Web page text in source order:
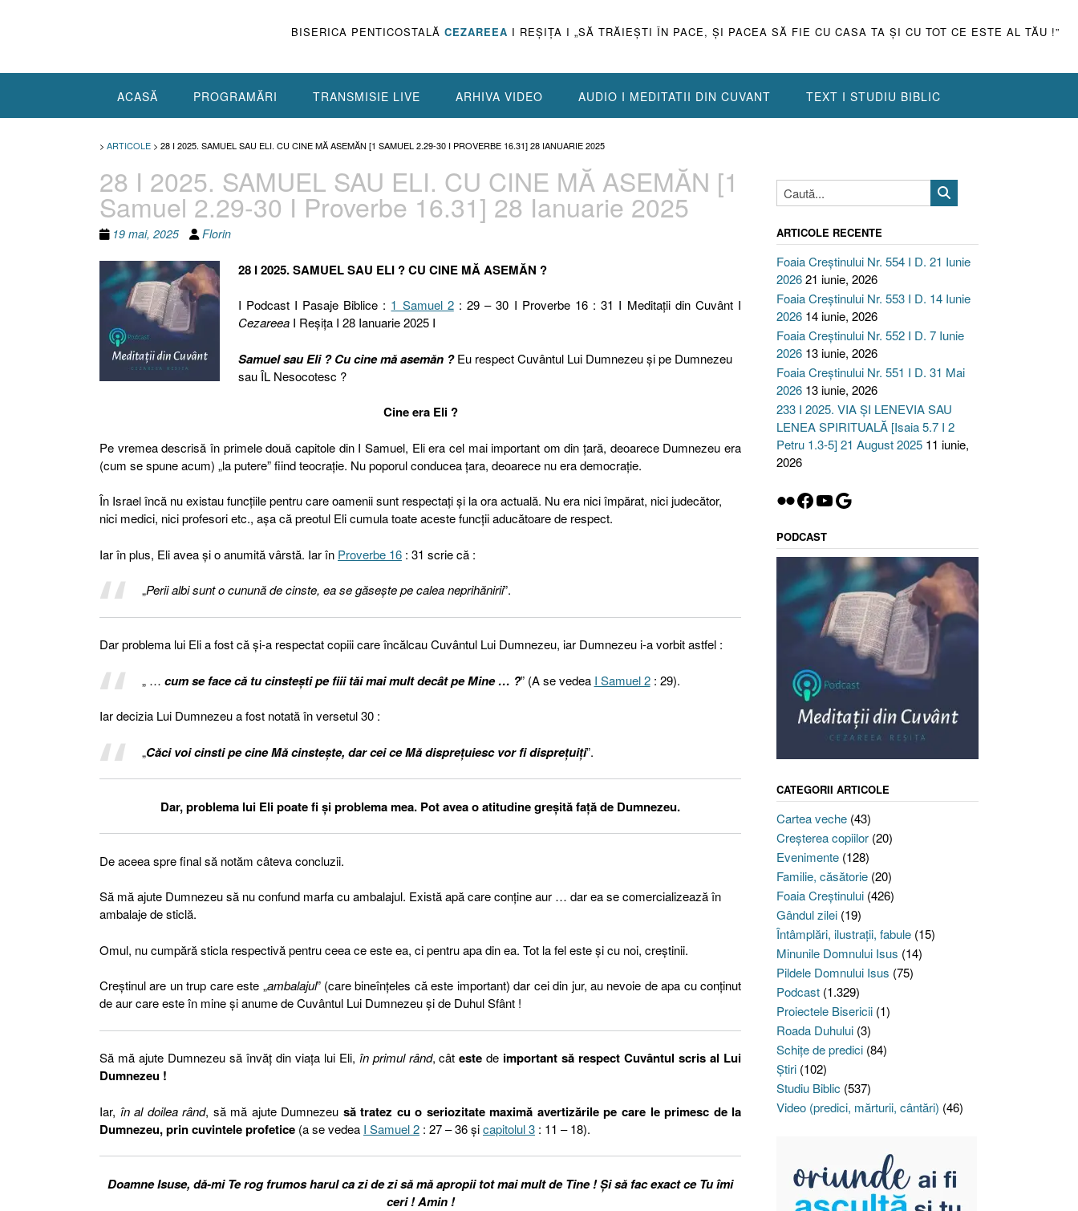
BISERICA PENTICOSTALĂ CEZAREEA I REŞIŢA I „SĂ TRĂIEŞTI ÎN PACE, ŞI PACEA SĂ FIE CU CASA TA ŞI CU TOT CE ESTE AL TĂU !”
ACASĂ PROGRAMĂRI TRANSMISIE LIVE ARHIVA VIDEO AUDIO I MEDITATII DIN CUVANT TEXT I STUDIU BIBLIC
> ARTICOLE > 28 I 2025. SAMUEL SAU ELI. CU CINE MĂ ASEMĂN [1 SAMUEL 2.29-30 I PROVERBE 16.31] 28 IANUARIE 2025
28 I 2025. SAMUEL SAU ELI. CU CINE MĂ ASEMĂN [1
Samuel 2.29-30 I Proverbe 16.31] 28 Ianuarie 2025
19 mai, 2025 Florin
28 I 2025. SAMUEL SAU ELI ? CU CINE MĂ ASEMĂN ?
I Podcast I Pasaje Biblice : 1 Samuel 2: 29 – 30 I Proverbe 16 : 31 I Meditaţii din Cuvânt I
CezareeaI Reşiţa I 28 Ianuarie 2025 I
Samuel sau Eli ? Cu cine mă asemăn ?Eu respect Cuvântul Lui Dumnezeu și pe Dumnezeu
sau ÎL Nesocotesc ?
Cine era Eli ?
Pe vremea descrisă în primele două capitole din I Samuel, Eli era cel mai important om din țară, deoarece Dumnezeu era
(cum se spune acum) „la putere” fiind teocrație. Nu poporul conducea țara, deoarece nu era democrație.
În Israel încă nu existau funcțiile pentru care oamenii sunt respectați și la ora actuală. Nu era nici împărat, nici judecător,
nici medici, nici profesori etc., așa că preotul Eli cumula toate aceste funcții aducătoare de respect.
Iar în plus, Eli avea și o anumită vârstă. Iar în Proverbe 16 : 31 scrie că :
„Perii albi sunt o cunună de cinste, ea se găseşte pe calea neprihănirii”.
Dar problema lui Eli a fost că și-a respectat copiii care încălcau Cuvântul Lui Dumnezeu, iar Dumnezeu i-a vorbit astfel :
„ … cum se face că tu cinsteşti pe fiii tăi mai mult decât pe Mine … ?” (A se vedea I Samuel 2: 29).
Iar decizia Lui Dumnezeu a fost notată în versetul 30 :
„Căci voi cinsti pe cine Mă cinsteşte, dar cei ce Mă dispreţuiesc vor fi dispreţuiţi”.
Dar, problema lui Eli poate fi și problema mea. Pot avea o atitudine greșită față de Dumnezeu.
De aceea spre final să notăm câteva concluzii.
Să mă ajute Dumnezeu să nu confund marfa cu ambalajul. Există apă care conține aur … dar ea se comercializează în
ambalaje de sticlă.
Omul, nu cumpără sticla respectivă pentru ceea ce este ea, ci pentru apa din ea. Tot la fel este și cu noi, creștinii.
Creștinul are un trup care este „ambalajul” (care bineînțeles că este important) dar cei din jur, au nevoie de apa cu conținut
de aur care este în mine și anume de Cuvântul Lui Dumnezeu și de Duhul Sfânt !
Să mă ajute Dumnezeu să învăț din viața lui Eli, în primul rând, câtestede important să respect Cuvântul scris al Lui
Dumnezeu !
Iar, în al doilea rând, să mă ajute Dumnezeu să tratez cu o seriozitate maximă avertizările pe care le primesc de la
Dumnezeu, prin cuvintele profetice (a se vedea I Samuel 2 : 27 – 36 șicapitolul 3 : 11 – 18).
Doamne Isuse, dă-mi Te rog frumos harul ca zi de zi să mă apropii tot mai mult de Tine ! Și să fac exact ce Tu îmi
ceri ! Amin !
ARTICOLE RECENTE
Foaia Creștinului Nr. 554 I D. 21 Iunie
202621 iunie, 2026
Foaia Creștinului Nr. 553 I D. 14 Iunie
2026 14 iunie, 2026
Foaia Creștinului Nr. 552 I D. 7 Iunie
2026 13 iunie, 2026
Foaia Creștinului Nr. 551 I D. 31 Mai
2026 13 iunie, 2026
233 I 2025. VIA ȘI LENEVIA SAU
LENEA SPIRITUALĂ [Isaia 5.7 I 2
Petru 1.3-5] 21 August 2025 11 iunie,
2026
Flickr
Facebook
YouTube
Google
PODCAST
CATEGORII ARTICOLE
Cartea veche(43)
Creşterea copiilor(20)
Evenimente(128)
Familie, căsătorie(20)
Foaia Creştinului(426)
Gândul zilei(19)
Întâmplări, ilustraţii, fabule(15)
Minunile Domnului Isus (14)
Pildele Domnului Isus (75)
Podcast(1.329)
Proiectele Bisericii(1)
Roada Duhului(3)
Schiţe de predici(84)
Ştiri(102)
Studiu Biblic (537)
Video (predici, mărturii, cântări) (46)